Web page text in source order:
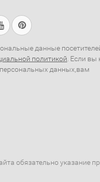
данные
политикой . Если вы
персональных данных,вам
обязательно указание